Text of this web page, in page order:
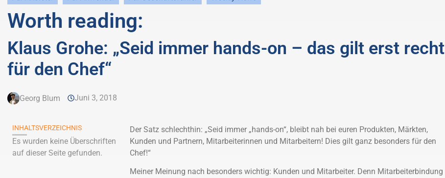
Worth reading:
Klaus Grohe: „Seid immer hands-on – das gilt erst recht
für den Chef“
Georg Blum Juni 3, 2018
INHALTSVERZEICHNIS
Es wurden keine Überschriften
auf dieser Seite gefunden.
Der Satz schlechthin: „Seid immer „hands-on“, bleibt nah bei euren Produkten, Märkten,
Kunden und Partnern, Mitarbeiterinnen und Mitarbeitern! Dies gilt ganz besonders für den
Chef!“
Meiner Meinung nach besonders wichtig: Kunden und Mitarbeiter. Denn Mitarbeiterbindung